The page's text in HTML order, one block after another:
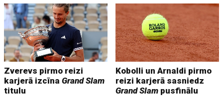
Zverevs pirmo reizi
karjerā izcīnaGrand Slam
titulu
Kobolli un Arnaldi pirmo
reizi karjerā sasniedz
Grand Slam pusfinālu